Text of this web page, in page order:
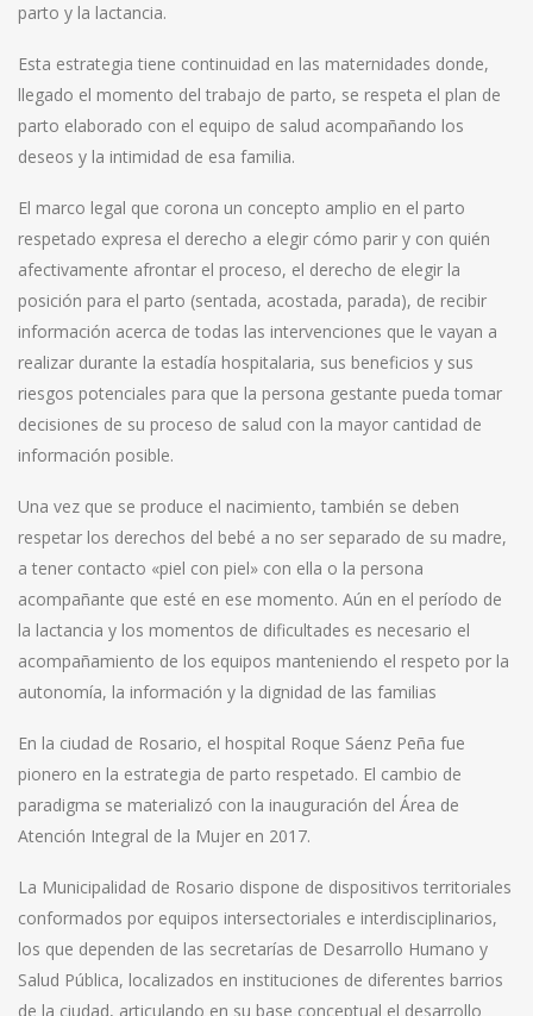
parto y la lactancia.
Esta estrategia tiene continuidad en las maternidades donde,
llegado el momento del trabajo de parto, se respeta el plan de
parto elaborado con el equipo de salud acompañando los
deseos y la intimidad de esa familia.
El marco legal que corona un concepto amplio en el parto
respetado expresa el derecho a elegir cómo parir y con quién
afectivamente afrontar el proceso, el derecho de elegir la
posición para el parto (sentada, acostada, parada), de recibir
información acerca de todas las intervenciones que le vayan a
realizar durante la estadía hospitalaria, sus beneficios y sus
riesgos potenciales para que la persona gestante pueda tomar
decisiones de su proceso de salud con la mayor cantidad de
información posible.
Una vez que se produce el nacimiento, también se deben
respetar los derechos del bebé a no ser separado de su madre,
a tener contacto «piel con piel» con ella o la persona
acompañante que esté en ese momento. Aún en el período de
la lactancia y los momentos de dificultades es necesario el
acompañamiento de los equipos manteniendo el respeto por la
autonomía, la información y la dignidad de las familias
En la ciudad de Rosario, el hospital Roque Sáenz Peña fue
pionero en la estrategia de parto respetado. El cambio de
paradigma se materializó con la inauguración del Área de
Atención Integral de la Mujer en 2017.
La Municipalidad de Rosario dispone de dispositivos territoriales
conformados por equipos intersectoriales e interdisciplinarios,
los que dependen de las secretarías de Desarrollo Humano y
Salud Pública, localizados en instituciones de diferentes barrios
de la ciudad, articulando en su base conceptual el desarrollo